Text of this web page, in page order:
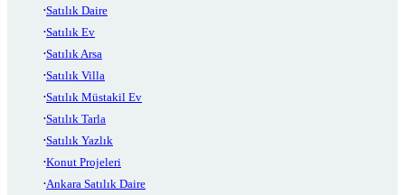
Satılık Daire
Satılık Ev
Satılık Arsa
Satılık Villa
Satılık Müstakil Ev
Satılık Tarla
Satılık Yazlık
Konut Projeleri
Ankara Satılık Daire